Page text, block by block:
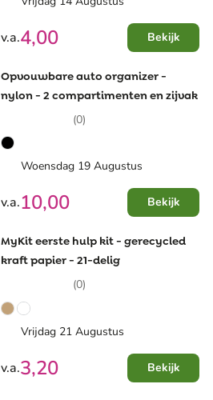
v.a.4,00 Bekijk
Opvouwbare auto organizer -
nylon - 2 compartimenten en zijvak
(0)
Woensdag 19 Augustus
v.a.10,00 Bekijk
MyKit eerste hulp kit - gerecycled
kraft papier - 21-delig
(0)
Vrijdag 21 Augustus
v.a.3,20 Bekijk